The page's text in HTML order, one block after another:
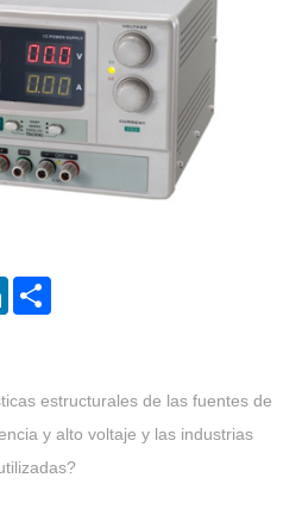
LinkedIn
estructurales de las fuentes de
y alto voltaje y las industrias